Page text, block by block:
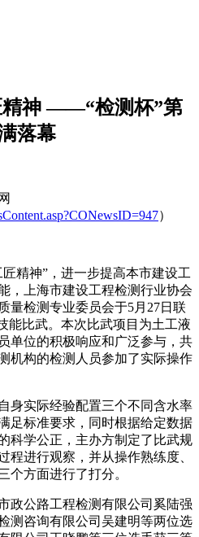
精神 ——“检测杯”第
落幕
）
精神”，进一步提高本市建设工
，上海市建设工程检测行业协会
量检测专业委员会于5月27日联
能比武。本次比武项目为土工液
单位的积极响应和广泛参与，共
机构的检测人员参加了实际操作
身实际经验配置三个不同含水率
足标准要求，同时根据给定数据
科学公正，主办方制定了比武规
程进行观察，并从操作熟练度、
个方面进行了打分。
政公路工程检测有限公司奚陆强
测咨询有限公司吴建明等两位选